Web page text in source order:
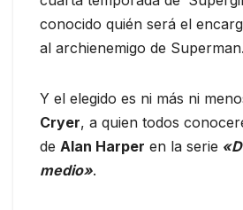
conocido quién será el
al archienemigo de Superman.
Y el elegido es ni más ni
Cryer, a quien todos
de Alan Harper en la serie
medio».